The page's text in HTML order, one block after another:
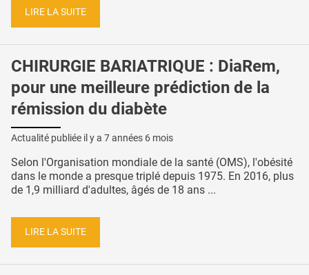
LIRE LA SUITE
CHIRURGIE BARIATRIQUE : DiaRem,
pour une meilleure prédiction de la
rémission du diabète
Actualité publiée il y a 7 années 6 mois
Selon l'Organisation mondiale de la santé (OMS), l'obésité
dans le monde a presque triplé depuis 1975. En 2016, plus
de 1,9 milliard d'adultes, âgés de 18 ans ...
LIRE LA SUITE